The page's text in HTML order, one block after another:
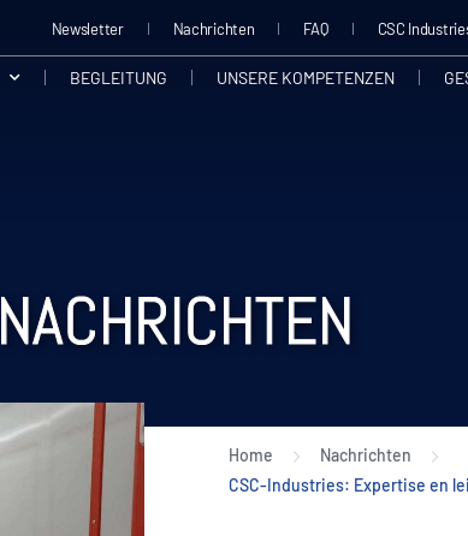
Newsletter Nachrichten FAQ CSC
BEGLEITUNG UNSERE KOMPETENZEN
NACHRICHTEN
Home
Nachrichten
CSC-Industries: Expertise en